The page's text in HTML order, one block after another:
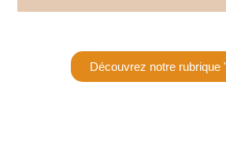
Découvrez notre rubrique